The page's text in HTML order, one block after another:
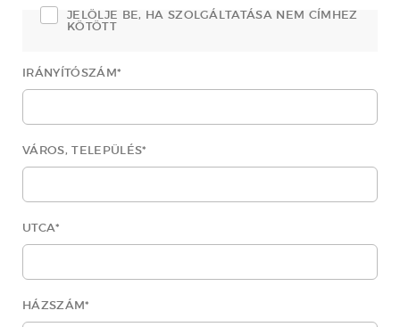
JELÖLJE BE, HA SZOLGÁLTATÁSA NEM CÍMHEZ
KÖTÖTT
IRÁNYÍTÓSZÁM*
VÁROS, TELEPÜLÉS*
UTCA*
HÁZSZÁM*